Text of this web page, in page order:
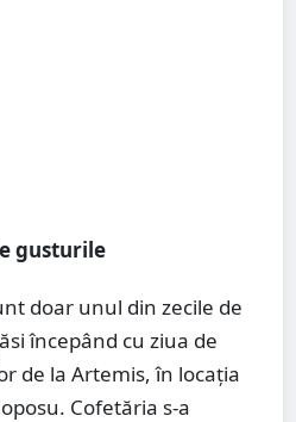
gusturile
doar unul din zecile de
începând cu ziua de
de la Artemis, în locația
Cofetăria s-a